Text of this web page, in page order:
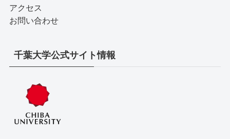
アクセス
お問い合わせ
千葉大学公式サイト情報